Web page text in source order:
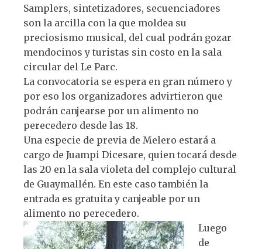
Samplers, sintetizadores, secuenciadores
son la arcilla con la que moldea su
preciosismo musical, del cual podrán gozar
mendocinos y turistas sin costo en la sala
circular del Le Parc.
La convocatoria se espera en gran número y
por eso los organizadores advirtieron que
podrán canjearse por un alimento no
perecedero desde las 18.
Una especie de previa de Melero estará a
cargo de Juampi Dicesare, quien tocará desde
las 20 en la sala violeta del complejo cultural
de Guaymallén. En este caso también la
entrada es gratuita y canjeable por un
alimento no perecedero.
Luego
de